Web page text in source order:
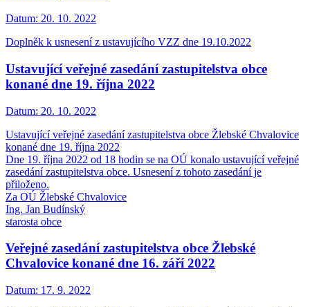
Datum: 20. 10. 2022
Doplněk k usnesení z ustavujícího VZZ dne 19.10.2022
Ustavující veřejné zasedání zastupitelstva obce
konané dne 19. října 2022
Datum: 20. 10. 2022
Ustavující veřejné zasedání zastupitelstva obce Žlebské Chvalovice
konané dne 19. října 2022
Dne 19. října 2022 od 18 hodin se na OÚ konalo ustavující veřejné
zasedání zastupitelstva obce. Usnesení z tohoto zasedání je
přiloženo.
Za OÚ Žlebské Chvalovice
Ing. Jan Budínský
starosta obce
Veřejné zasedání zastupitelstva obce Žlebské
Chvalovice konané dne 16. září 2022
Datum: 17. 9. 2022